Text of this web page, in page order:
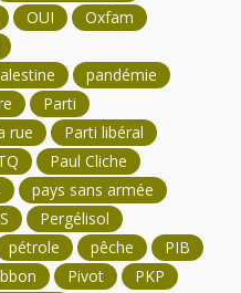
OUI
Oxfam
pandémie
Parti
rue
Parti libéral
Paul Cliche
pays sans armée
Pergélisol
pétrole pêche
PIB
Pivot
PKP